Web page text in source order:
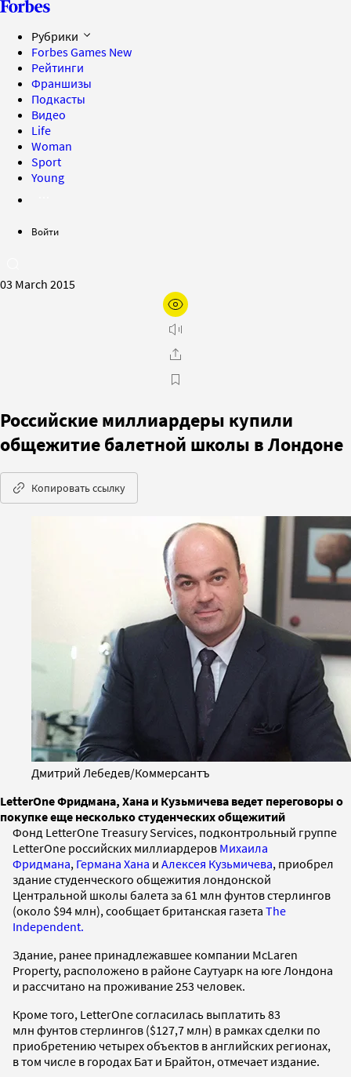
Рубрики
Forbes Games New
Рейтинги
Франшизы
Подкасты
Видео
Life
Woman
Sport
Young
Войти
03 March 2015
Российские миллиардеры купили
общежитие балетной школы в Лондоне
Копировать ссылку
Дмитрий Лебедев/Коммерсантъ
LetterOne Фридмана, Хана и Кузьмичева ведет переговоры о
покупке еще несколько студенческих общежитий
Фонд LetterOne Treasury Services, подконтрольный группе
LetterOne российских миллиардеров Михаила
Фридмана, Германа Хана и Алексея Кузьмичева, приобрел
здание студенческого общежития лондонской
Центральной школы балета за 61 млн фунтов стерлингов
(около $94 млн), сообщает британская газета The
Independent.
Здание, ранее принадлежавшее компании McLaren
Property, расположено в районе Саутуарк на юге Лондона
и рассчитано на проживание 253 человек.
Кроме того, LetterOne согласилась выплатить 83
млн фунтов стерлингов ($127,7 млн) в рамках сделки по
приобретению четырех объектов в английских регионах,
в том числе в городах Бат и Брайтон, отмечает издание.